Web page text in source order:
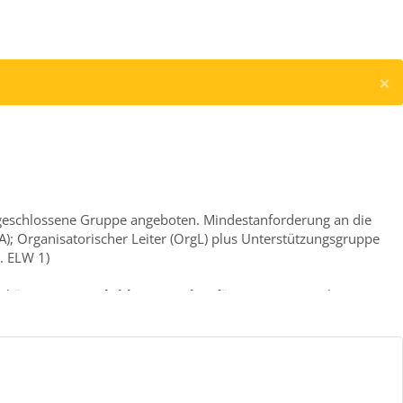
×
Gruppe angeboten. Mindestanforderung an die
Organisatorischer Leiter (OrgL) plus Unterstützungsgruppe
ELW 1)
16 Fortbildungspunkte
für Organisatorische Leiter
der Zertifizierungsstelle an der Feuerwehrschule Geretsried,